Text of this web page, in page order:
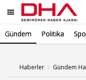
Gündem Politika
Haberler